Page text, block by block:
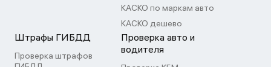
КАСКО по маркам авто
КАСКО дешево
Штрафы ГИБДД
Проверка штрафов
Проверка авто и
водителя